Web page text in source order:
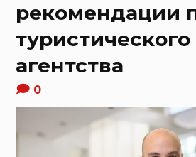
рекомендации
туристического
агентства
0